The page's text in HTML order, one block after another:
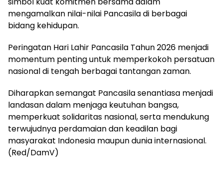
mengamalkan nilai-nilai Pancasila di berbagai
bidang kehidupan.
Peringatan Hari Lahir Pancasila Tahun 2026 menjadi
momentum penting untuk memperkokoh persatuan
nasional di tengah berbagai tantangan zaman.
Diharapkan semangat Pancasila senantiasa menjadi
landasan dalam menjaga keutuhan bangsa,
memperkuat solidaritas nasional, serta mendukung
terwujudnya perdamaian dan keadilan bagi
masyarakat Indonesia maupun dunia internasional.
(Red/DamV)